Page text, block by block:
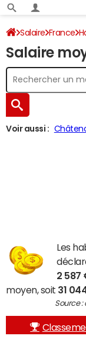
Salaire France
Salaire
Voir aussi :
Les
2 587
moyen, soit 31
Source :